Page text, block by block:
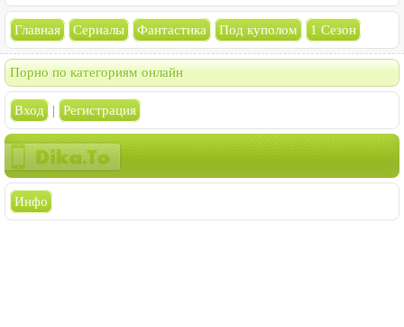
Главная Сериалы Фантастика Под куполом 1 Сезон
Порно по категориям онлайн
Вход | Регистрация
Инфо